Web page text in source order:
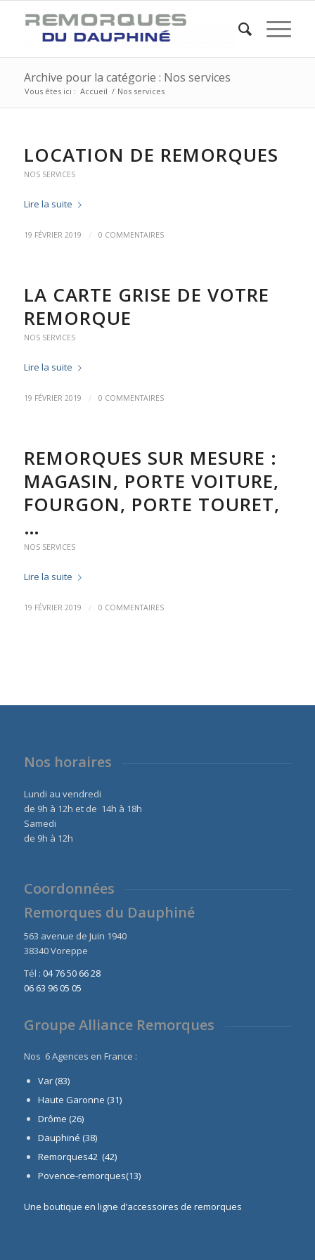
Archive pour la catégorie : Nos services
Vous êtes ici : Accueil / Nos services
LOCATION DE REMORQUES
NOS SERVICES
Lire la suite
19 FÉVRIER 2019 / 0 COMMENTAIRES
LA CARTE GRISE DE VOTRE
REMORQUE
NOS SERVICES
Lire la suite
19 FÉVRIER 2019 / 0 COMMENTAIRES
REMORQUES SUR MESURE :
MAGASIN, PORTE VOITURE,
FOURGON, PORTE TOURET,
…
NOS SERVICES
Lire la suite
19 FÉVRIER 2019 / 0 COMMENTAIRES
Nos horaires
Lundi au vendredi
de 9h à 12h et de 14h à 18h
Samedi
de 9h à 12h
Coordonnées
Remorques du Dauphiné
563 avenue de Juin 1940
38340 Voreppe
Tél : 04 76 50 66 28
06 63 96 05 05
Groupe Alliance Remorques
Nos 6 Agences en France :
Var (83)
Haute Garonne (31)
Drôme (26)
Dauphiné (38)
Remorques42 (42)
Povence-remorques(13)
Une boutique en ligne d’accessoires de remorques